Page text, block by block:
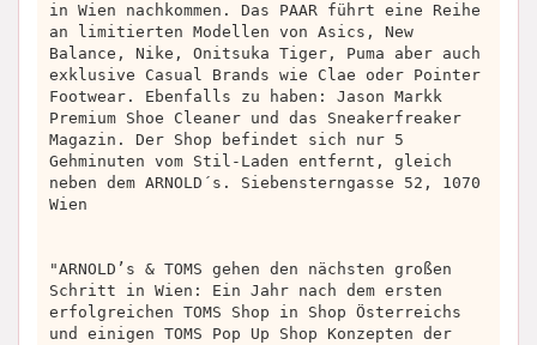
in Wien nachkommen. Das PAAR führt eine Reihe
an limitierten Modellen von Asics, New
Balance, Nike, Onitsuka Tiger, Puma aber auch
exklusive Casual Brands wie Clae oder Pointer
Footwear. Ebenfalls zu haben: Jason Markk
Premium Shoe Cleaner und das Sneakerfreaker
Magazin. Der Shop befindet sich nur 5
Gehminuten vom Stil-Laden entfernt, gleich
neben dem ARNOLD´s. Siebensterngasse 52, 1070
Wien
"ARNOLD’s & TOMS gehen den nächsten großen
Schritt in Wien: Ein Jahr nach dem ersten
erfolgreichen TOMS Shop in Shop Österreichs
und einigen TOMS Pop Up Shop Konzepten der